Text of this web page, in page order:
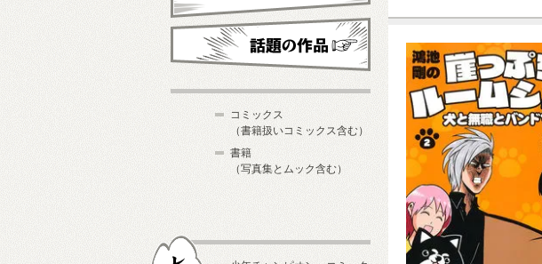
これから発売予定
コミックス
（書籍扱いコミックス含む）
書籍
（写真集とムック含む）